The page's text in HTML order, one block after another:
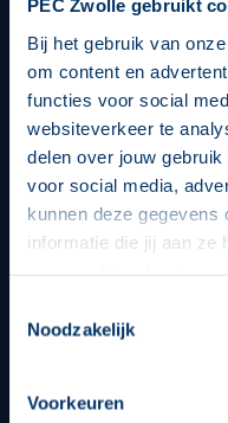
PEC Zwolle gebruikt
Bij het gebruik van
om content en
functies voor social
websiteverkeer te
delen over jouw
voor social media,
kunnen deze gegevens
informatie die jij aan ze
op een veilige en
beheren op de
Noodzakelijk
Voorkeuren